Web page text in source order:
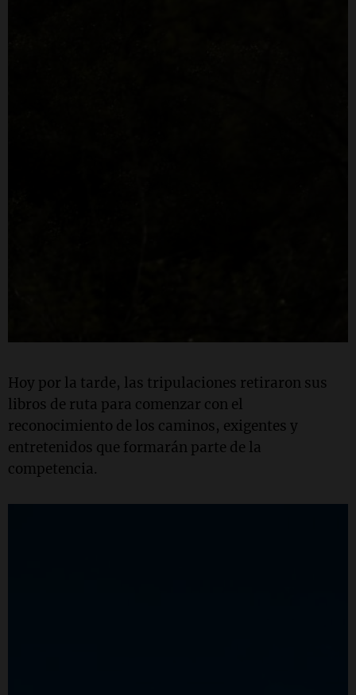
Hoy por la tarde, las tripulaciones retiraron sus
libros de ruta para comenzar con el
reconocimiento de los caminos, exigentes y
entretenidos que formarán parte de la
competencia.